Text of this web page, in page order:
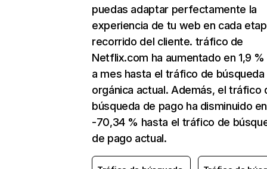
puedas adaptar perfectamente la
experiencia de tu web en cada
recorrido del cliente. tráfico de
Netflix.com ha aumentado en 1,9
a mes hasta el tráfico de búsqueda
orgánica actual. Además, el tráfico
búsqueda de pago ha disminuido en
-70,34 % hasta el tráfico de
de pago actual.